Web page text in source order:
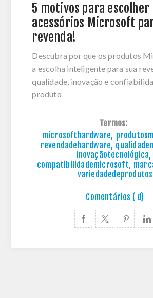
5 motivos para escolher
acessórios Microsoft
revenda!
Descubra por que os produtos
a escolha inteligente para sua
qualidade, inovação e
produto
Termos:
microsofthardware,
revendadehardware,
inovaçãotecnológica,
compatibilidademicrosoft,
variedadedeprodutos
Comentários ( d)